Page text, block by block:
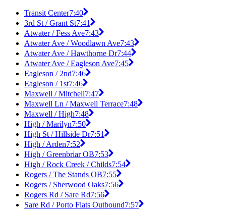
Transit Center7:40
3rd St / Grant St7:41
Atwater / Fess Ave7:43
Atwater Ave / Woodlawn Ave7:43
Atwater Ave / Hawthorne Dr7:44
Atwater Ave / Eagleson Ave7:45
Eagleson / 2nd7:46
Eagleson / 1st7:46
Maxwell / Mitchell7:47
Maxwell Ln / Maxwell Terrace7:48
Maxwell / High7:48
High / Marilyn7:50
High St / Hillside Dr7:51
High / Arden7:52
High / Greenbriar OB7:53
High / Rock Creek / Childs7:54
Rogers / The Stands OB7:55
Rogers / Sherwood Oaks7:56
Rogers Rd / Sare Rd7:56
Sare Rd / Porto Flats Outbound7:57